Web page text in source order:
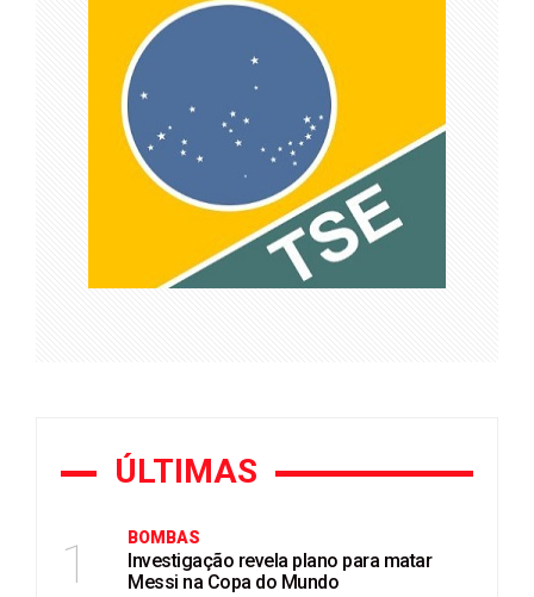
ÚLTIMAS
1 BOMBAS
Investigação revela plano para matar
Messi na Copa do Mundo